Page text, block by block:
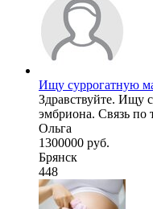
Ищу суррогатную
Здравствуйте. Ищу
эмбриона. Связь по
Ольга
1300000 руб.
Брянск
448